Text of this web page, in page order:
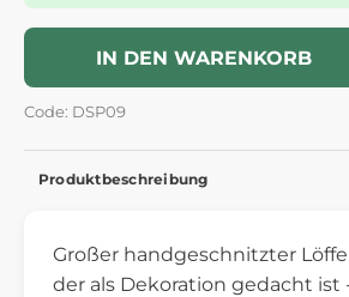
IN DEN WARENKORB
Code: DSP09
Produktbeschreibung
Großer handgeschnitzter
der als Dekoration gedacht ist